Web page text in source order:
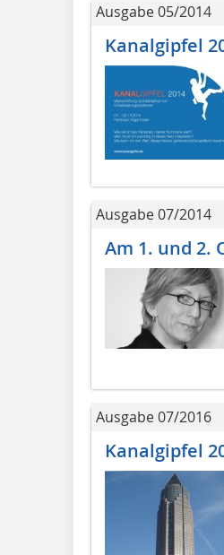
Ausgabe 05/2014
Kanalgipfel
Ausgabe 07/2014
Am 1. und 2.
Ausgabe 07/2016
Kanalgipfel